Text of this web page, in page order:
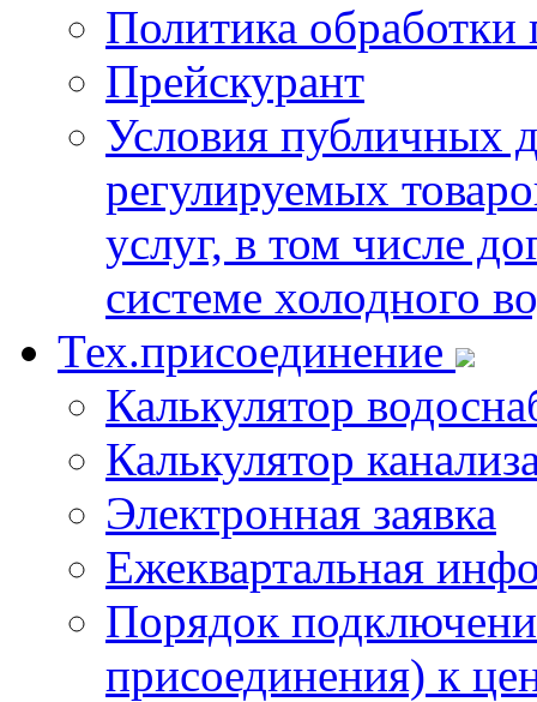
Политика
Прейскурант
Условия публичных
регулируемых
услуг, в том числе
системе холодного
Тех.присоединение
Калькулятор
Калькулятор
Электронная заявка
Ежеквартальная
Порядок
присоединения) к